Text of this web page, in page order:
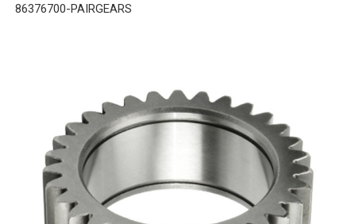
86376700-PAIRGEARS